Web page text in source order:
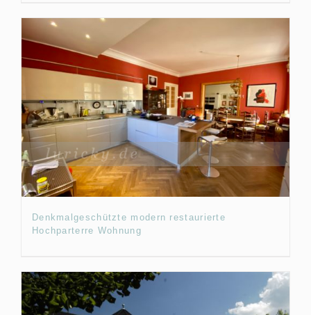
Denkmalgeschützte modern restaurierte
Hochparterre Wohnung